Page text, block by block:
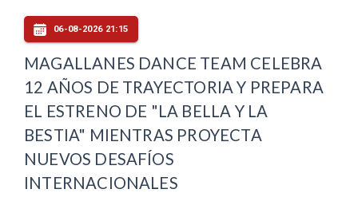
06-08-2026 21:15
MAGALLANES DANCE TEAM CELEBRA
12 AÑOS DE TRAYECTORIA Y PREPARA
EL ESTRENO DE "LA BELLA Y LA
BESTIA" MIENTRAS PROYECTA
NUEVOS DESAFÍOS
INTERNACIONALES